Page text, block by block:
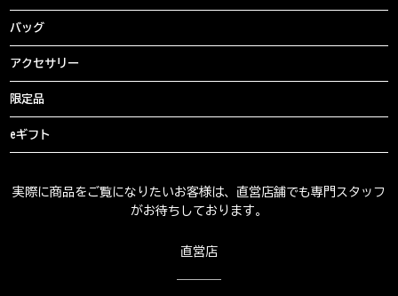
バッグ
アクセサリー
限定品
eギフト
実際に商品をご覧になりたいお客様は、直営店舗でも専門スタッフ
がお待ちしております。
直営店